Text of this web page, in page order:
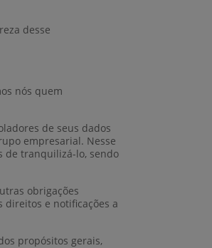
desse
nós quem
de seus dados
empresarial. Nesse
de tranquilizá-lo, sendo
obrigações
direitos e notificações a
propósitos gerais,